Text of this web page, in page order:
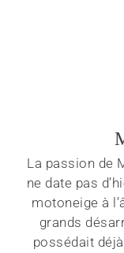
La passion de
ne date pas
motoneige à
grands
possédait